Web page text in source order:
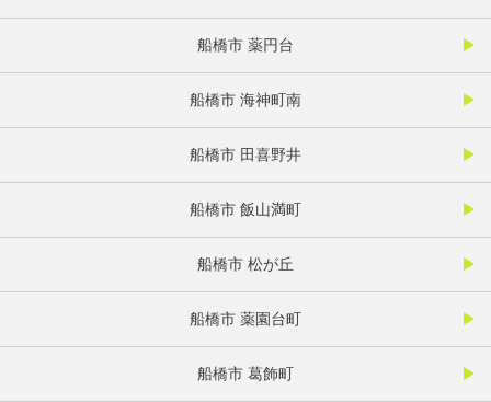
船橋市 薬円台
船橋市 海神町南
船橋市 田喜野井
船橋市 飯山満町
船橋市 松が丘
船橋市 薬園台町
船橋市 葛飾町